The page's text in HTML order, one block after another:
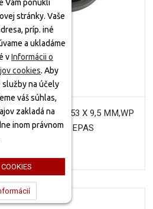
Vám ponúkli
stránky. Vaše
príp. iné
a ukladáme
vInformácii o
cookies. Aby
na účely
váš súhlas,
zakladá na
inom právnom
VIDLICE (43 X 53 X 9,5 MM,WP
(SADA PRE REPAS